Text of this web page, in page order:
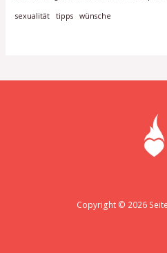
sexualität tipps wünsche
Copyright © 2026